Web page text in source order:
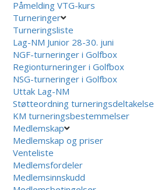
Påmelding VTG-kurs
Turneringer
Turneringsliste
Lag-NM Junior 28-30. juni
NGF-turneringer i Golfbox
Regionturneringer i Golfbox
NSG-turneringer i Golfbox
Uttak Lag-NM
Støtteordning turneringsdeltakelse
KM turneringsbestemmelser
Medlemskap
Medlemskap og priser
Venteliste
Medlemsfordeler
Medlemsinnskudd